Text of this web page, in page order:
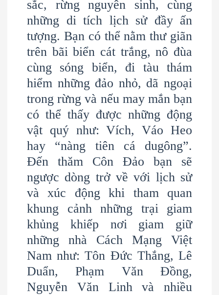
sắc, rừng nguyên sinh, cùng
những di tích lịch sử đầy ấn
tượng. Bạn có thể nằm thư giãn
trên bãi biển cát trắng, nô đùa
cùng sóng biển, đi tàu thám
hiểm những đảo nhỏ, dã ngoại
trong rừng và nếu may mắn bạn
có thể thấy được những động
vật quý như: Vích, Váo Heo
hay “nàng tiên cá dugông”.
Đến thăm Côn Đảo bạn sẽ
ngược dòng trở về với lịch sử
và xúc động khi tham quan
khung cảnh những trại giam
khủng khiếp nơi giam giữ
những nhà Cách Mạng Việt
Nam như: Tôn Đức Thắng, Lê
Duẩn, Phạm Văn Đồng,
Nguyễn Văn Linh và nhiều